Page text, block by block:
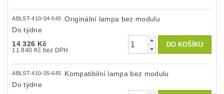
ABLST-410-04-645
Originální lampa bez modulu
Do týdne
14 326 Kč
11 840 Kč bez DPH
ABLST-410-05-645
Kompatibilní lampa bez modulu
Do týdne